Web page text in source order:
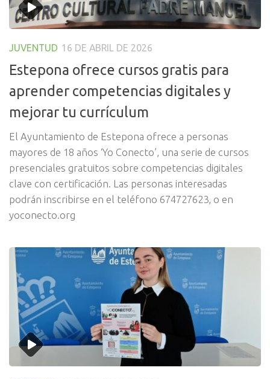
JUVENTUD 16 DE ABRIL DE 2026
Estepona ofrece cursos gratis para
aprender competencias digitales y
mejorar tu currículum
El Ayuntamiento de Estepona ofrece a personas
mayores de 18 años ‘Yo Conecto’, una serie de cursos
presenciales gratuitos sobre competencias digitales
clave con certificación. Las personas interesadas
podrán inscribirse en el teléfono 674727623, o en
yoconecto.org